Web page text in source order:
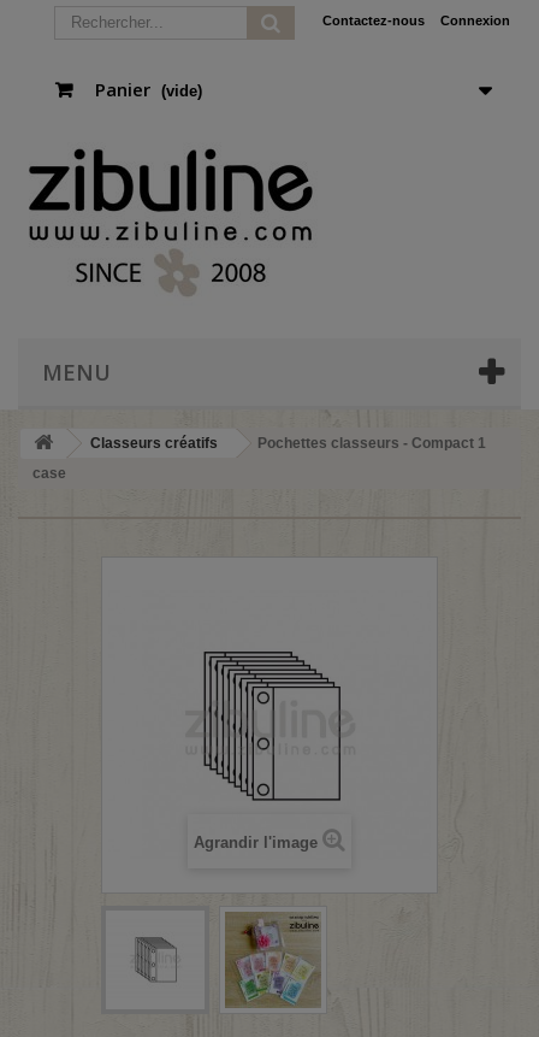
Connexion
Contactez-nous
Panier (vide)
MENU
Classeurs créatifs
Pochettes classeurs - Compact 1
case
Agrandir l'image